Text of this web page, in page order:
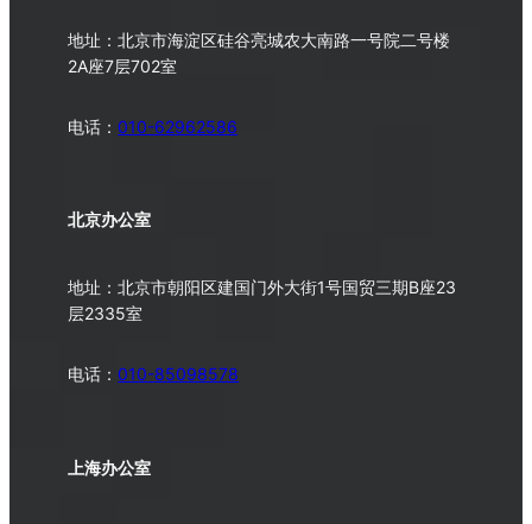
地址：北京市海淀区硅谷亮城农大南路一号院二号楼
2A座7层702室
电话：010-62962586
北京办公室
地址：北京市朝阳区建国门外大街1号国贸三期B座23
层2335室
电话：010-85098578
上海办公室